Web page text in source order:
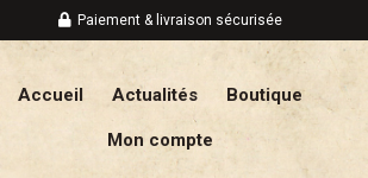
Paiement & livraison sécurisée
Accueil Actualités Boutique
Mon compte